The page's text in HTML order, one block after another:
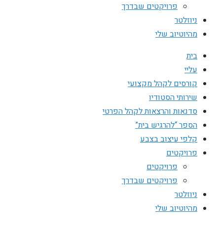
פרויקטים שבדרך
ניוזלטר
מהיוטיוב שלי
בית
עליי
קורסים לקהל מקצועי
שירותי הסטודיו
סדנאות והרצאות לקהל הפרטי
הספר “להרגיש בית”
קלפי עיצוב בצבע
פרויקטים
פרויקטים
פרויקטים שבדרך
ניוזלטר
מהיוטיוב שלי